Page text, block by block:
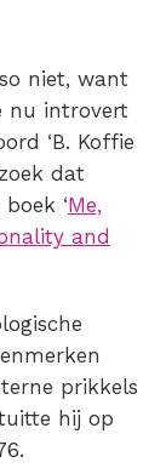
niet, want
nu introvert
‘B. Koffie
dat
‘Me,
and
prikkels
hij op